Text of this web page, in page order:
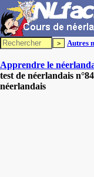
Autres
Apprendre le
test de néerlandais
néerlandais